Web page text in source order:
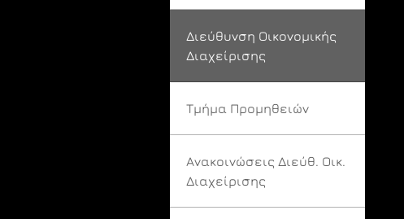
Διεύθυνση Οικονομικής
Διαχείρισης
Τμήμα Προμηθειών
Ανακοινώσεις Διεύθ. Οικ.
Διαχείρισης